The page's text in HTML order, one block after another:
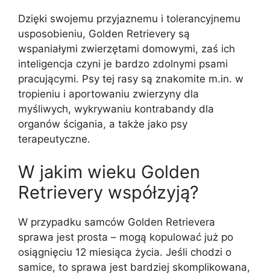
Dzięki swojemu przyjaznemu i tolerancyjnemu
usposobieniu, Golden Retrievery są
wspaniałymi zwierzętami domowymi, zaś ich
inteligencja czyni je bardzo zdolnymi psami
pracującymi. Psy tej rasy są znakomite m.in. w
tropieniu i aportowaniu zwierzyny dla
myśliwych, wykrywaniu kontrabandy dla
organów ścigania, a także jako psy
terapeutyczne.
W jakim wieku Golden
Retrievery współzyją?
W przypadku samców Golden Retrievera
sprawa jest prosta – mogą kopulować już po
osiągnięciu 12 miesiąca życia. Jeśli chodzi o
samice, to sprawa jest bardziej skomplikowana,